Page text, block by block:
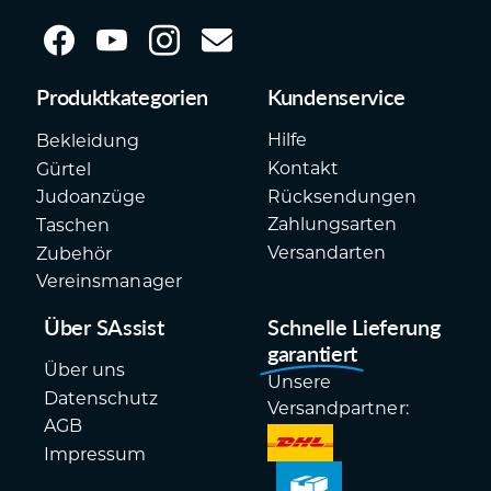
Produktkategorien
Bekleidung
Gürtel
Judoanzüge
Taschen
Zubehör
Vereinsmanager
Kundenservice
Hilfe
Kontakt
Rücksendungen
Zahlungsarten
Versandarten
Über SAssist
Über uns
Datenschutz
AGB
Impressum
Schnelle Lieferung
garantiert
Unsere
Versandpartner: